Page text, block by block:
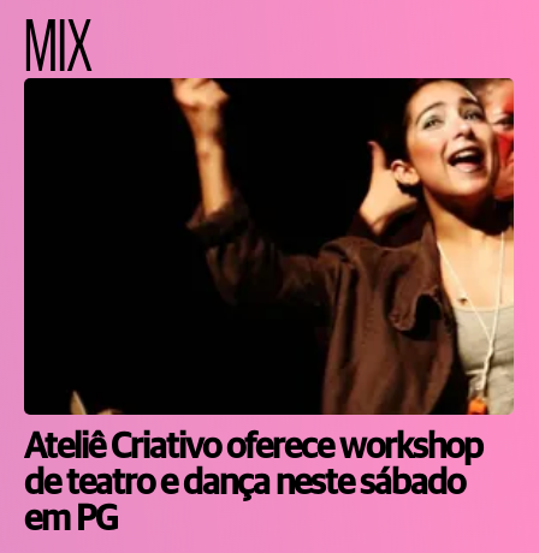
MIX
Ateliê Criativo oferece workshop
de teatro e dança neste sábado
em PG